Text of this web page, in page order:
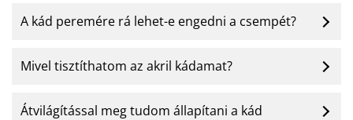
A kád peremére rá lehet-e engedni a csempét?
Mivel tisztíthatom az akril kádamat?
Átvilágítással meg tudom állapítani a kád